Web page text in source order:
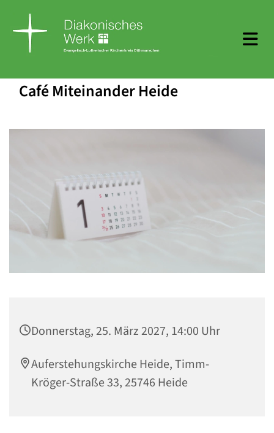
Café Miteinander Heide
Donnerstag, 25. März 2027, 14:00 Uhr
Auferstehungskirche Heide, Timm-
Kröger-Straße 33, 25746 Heide